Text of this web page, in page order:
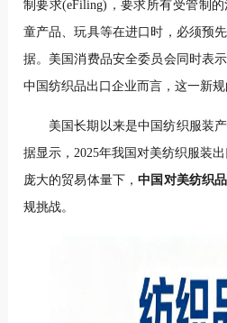
制要求(eFiling)，要求所有受管制
童产品、玩具等在进口时，必须预
据。美国消费品安全委员会同时表
中国纺织品出口企业而言，这一新规
美国长期以来是中国纺织服装
据显示，2025年我国对美纺织服装
庞大的贸易体量下，中国对美纺织
规挑战。